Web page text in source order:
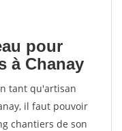
pour
à Chanay
tant qu'artisan
il faut pouvoir
chantiers de son